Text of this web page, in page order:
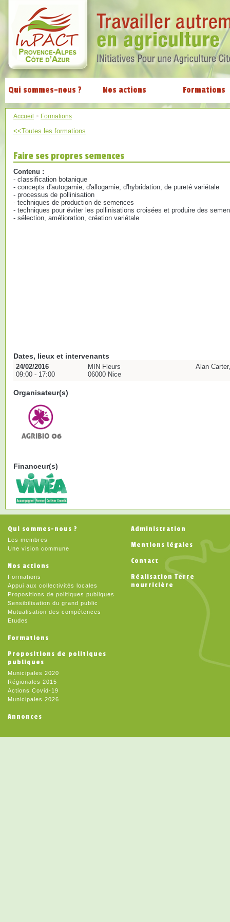
Qui sommes-nous ? Nos actions Formations
Accueil > Formations
<<Toutes les formations
Faire ses propres semences
Contenu :
- classification botanique
- concepts d'autogamie, d'allogamie, d'hybridation, de pureté variétale
- processus de pollinisation
- techniques de production de semences
- techniques pour éviter les pollinisations croisées et produire des
- sélection, amélioration, création variétale
Dates, lieux et intervenants
24/02/2016
09:00 - 17:00
MIN Fleurs
06000 Nice
Alan
Organisateur(s)
Financeur(s)
Qui sommes-nous ?
Les membres
Une vision commune
Nos actions
Formations
Appui aux collectivités locales
Propositions de politiques publiques
Sensibilisation du grand public
Mutualisation des compétences
Etudes
Formations
Propositions de politiques
publiques
Municipales 2020
Régionales 2015
Actions Covid-19
Municipales 2026
Annonces
Administration
Mentions légales
Contact
Réalisation Terre
nourricière